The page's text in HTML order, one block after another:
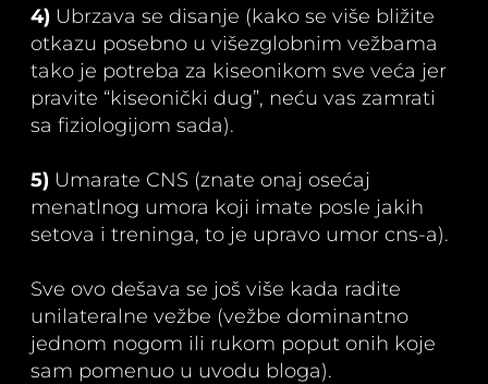
4) Ubrzava se disanje (kako se više bližite
otkazu posebno u višezglobnim vežbama
tako je potreba za kiseonikom sve veća jer
pravite “kiseonički dug”, neću vas zamrati
sa fiziologijom sada).
5) Umarate CNS (znate onaj osećaj
menatlnog umora koji imate posle jakih
setova i treninga, to je upravo umor cns-a).
Sve ovo dešava se još više kada radite
unilateralne vežbe (vežbe dominantno
jednom nogom ili rukom poput onih koje
sam pomenuo u uvodu bloga).